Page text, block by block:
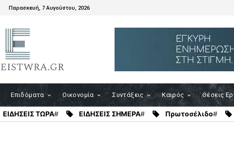
Παρασκευή, 7 Αυγούστου, 2026
Επιδόματα Οικονομία Συντάξεις Καιρός Θέσεις
ΕΙΔΗΣΕΙΣ ΤΩΡΑ# ΕΙΔΗΣΕΙΣ ΣΗΜΕΡΑ# Πρωτοσέλιδο#